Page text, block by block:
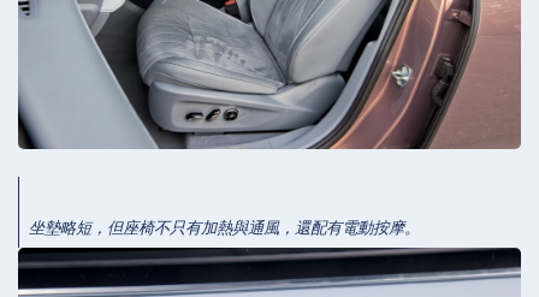
坐墊略短，但座椅不只有加熱與通風，還配有電動按摩。